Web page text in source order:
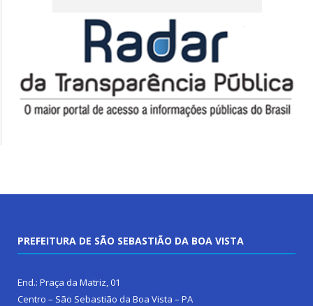
PREFEITURA DE SÃO SEBASTIÃO DA BOA VISTA
End.: Praça da Matriz, 01
Centro – São Sebastião da Boa Vista – PA